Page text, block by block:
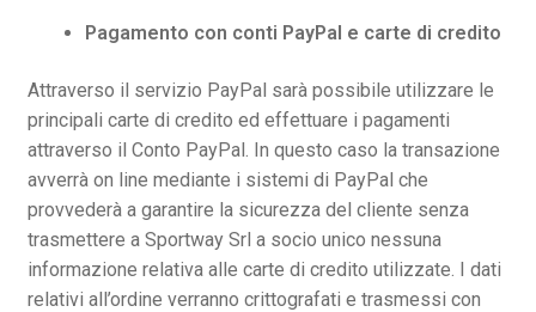
GUIDA ALLE TAGLIE
DOMANDE FREQUENTI
Pagamento con conti PayPal e carte di credito
Attraverso il servizio PayPal sarà possibile utilizzare le
principali carte di credito ed effettuare i pagamenti
attraverso il Conto PayPal. In questo caso la transazione
avverrà on line mediante i sistemi di PayPal che
provvederà a garantire la sicurezza del cliente senza
trasmettere a Sportway Srl a socio unico nessuna
informazione relativa alle carte di credito utilizzate. I dati
relativi all’ordine verranno crittografati e trasmessi con